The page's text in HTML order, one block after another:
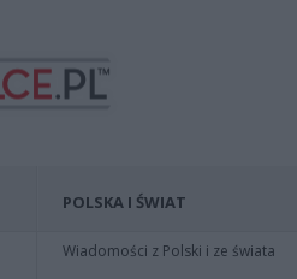
POLSKA I ŚWIAT
Wiadomości z Polski i ze świata